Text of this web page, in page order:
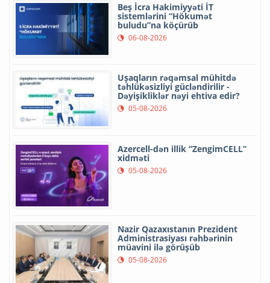
Beş İcra Hakimiyyəti İT
sistemlərini “Hökumət
buludu”na köçürüb
06-08-2026
Uşaqların rəqəmsal mühitdə
təhlükəsizliyi gücləndirilir -
Dəyişikliklər nəyi ehtiva edir?
05-08-2026
Azercell-dən illik “ZengimCELL”
xidməti
05-08-2026
Nazir Qazaxıstanın Prezident
Administrasiyası rəhbərinin
müavini ilə görüşüb
05-08-2026